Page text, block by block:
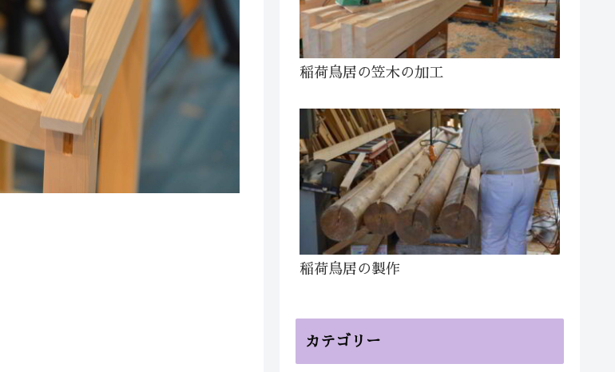
稲荷鳥居の笠木の加工
稲荷鳥居の製作
カテゴリー